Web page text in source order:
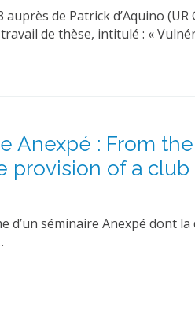
de Patrick d’Aquino (UR
de thèse, intitulé : «
Anexpé : From
provision of a
d’un séminaire Anexpé dont